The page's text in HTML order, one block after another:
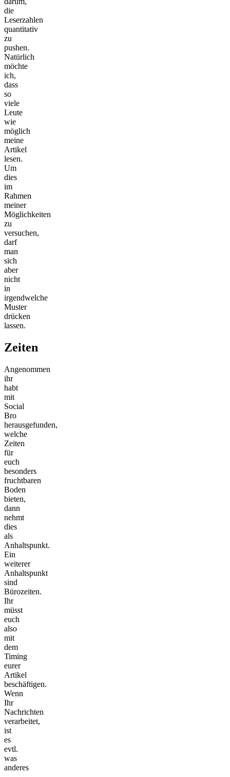
die
Leserzahlen
quantitativ
zu
pushen.
Natürlich
möchte
ich,
dass
so
viele
Leute
wie
möglich
meine
Artikel
lesen.
Um
dies
im
Rahmen
meiner
Möglichkeiten
zu
versuchen,
darf
man
sich
aber
nicht
in
irgendwelche
Muster
drücken
lassen.
Zeiten
Angenommen
ihr
habt
mit
Social
Bro
herausgefunden,
welche
Zeiten
für
euch
besonders
fruchtbaren
Boden
bieten,
dann
nehmt
dies
als
Anhaltspunkt.
Ein
weiterer
Anhaltspunkt
sind
Bürozeiten.
Ihr
müsst
euch
also
mit
dem
Timing
eurer
Artikel
beschäftigen.
Wenn
Ihr
Nachrichten
verarbeitet,
ist
es
evtl.
was
anderes